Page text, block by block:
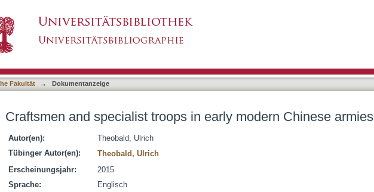
Fakultät → Dokumentanzeige
Craftsmen and specialist troops in early modern Chinese armies
Autor(en):
Theobald, Ulrich
Tübinger Autor(en):
Theobald, Ulrich
Erscheinungsjahr:
2015
Sprache:
Englisch